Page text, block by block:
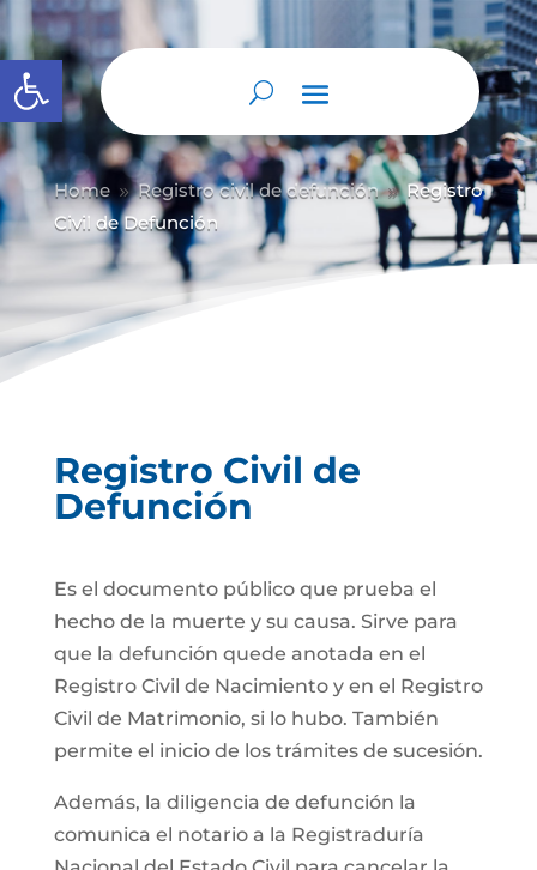
Abrir barra de herramientas
Home 9 Registro civil de defunción 9 Registro
Civil de Defunción
Registro Civil de
Defunción
Es el documento público que prueba el
hecho de la muerte y su causa. Sirve para
que la defunción quede anotada en el
Registro Civil de Nacimiento y en el Registro
Civil de Matrimonio, si lo hubo. También
permite el inicio de los trámites de sucesión.
Además, la diligencia de defunción la
comunica el notario a la Registraduría